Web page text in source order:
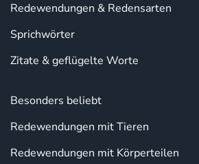
Redewendungen & Redensarten
Sprichwörter
Zitate & geflügelte Worte
Besonders beliebt
Redewendungen mit Tieren
Redewendungen mit Körperteilen